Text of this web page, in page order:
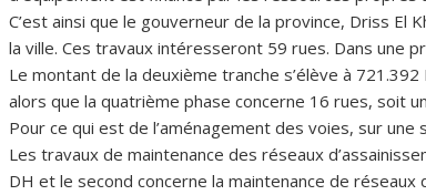
C’est ainsi que le gouverneur de la province, Driss El
la ville. Ces travaux intéresseront 59 rues. Dans une
Le montant de la deuxième tranche s’élève à
alors que la quatrième phase concerne 16 rues, soit
Pour ce qui est de l’aménagement des voies, sur
Les travaux de maintenance des réseaux
DH et le second concerne la maintenance de réseaux